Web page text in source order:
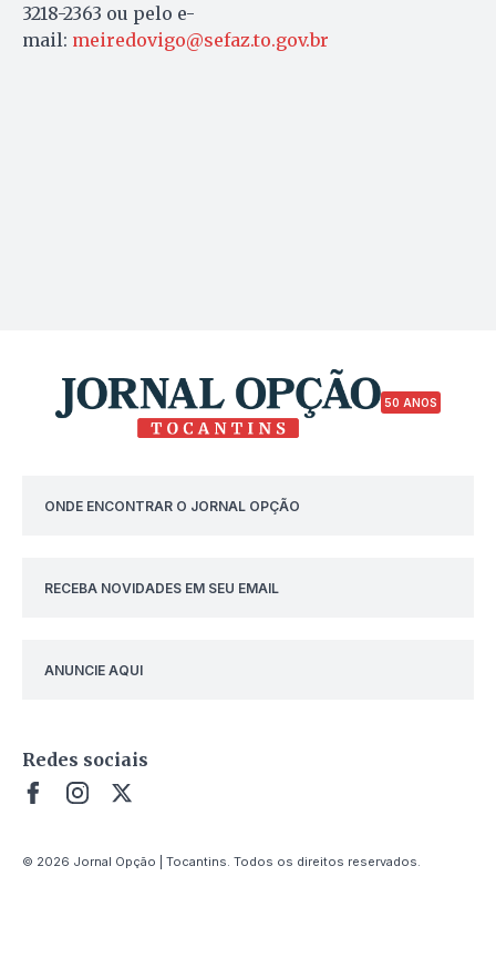
3218-2363 ou pelo e-
mail: meiredovigo@sefaz.to.gov.br
50 ANOS
ONDE ENCONTRAR O JORNAL OPÇÃO
RECEBA NOVIDADES EM SEU EMAIL
ANUNCIE AQUI
Redes sociais
© 2026 Jornal Opção | Tocantins. Todos os direitos reservados.